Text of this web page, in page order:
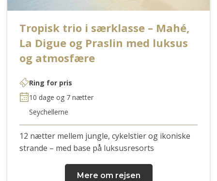
Tropisk trio i særklasse – Mahé,
La Digue og Praslin med luksus
og atmosfære
Ring for pris
10 dage og 7 nætter
Seychellerne
12 nætter mellem jungle, cykelstier og ikoniske
strande – med base på luksusresorts
Mere om rejsen